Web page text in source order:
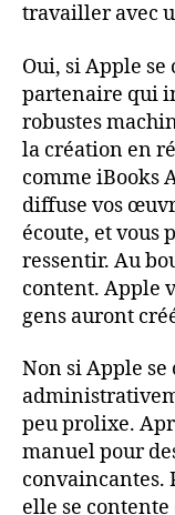
travailler avec
Oui, si Apple
partenaire qui
robustes
la création en
comme iBooks
diffuse vos
écoute, et vous
ressentir. Au
content. Apple
gens auront
Non si Apple
peu prolixe.
manuel pour
convaincantes.
elle se